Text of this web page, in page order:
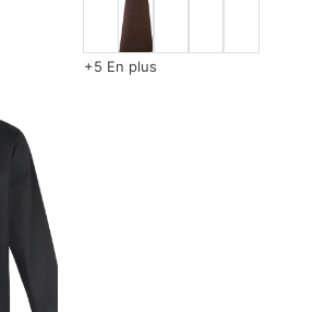
+5 En plus